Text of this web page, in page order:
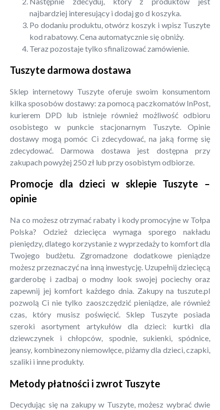
najbardziej interesujący i dodaj go d koszyka.
Po dodaniu produktu, otwórz koszyk i wpisz Tuszyte
kod rabatowy. Cena automatycznie się obniży.
Teraz pozostaje tylko sfinalizować zamówienie.
Tuszyte darmowa dostawa
Sklep internetowy Tuszyte oferuje swoim konsumentom
kilka sposobów dostawy: za pomocą paczkomatów InPost,
kurierem DPD lub istnieje również możliwość odbioru
osobistego w punkcie stacjonarnym Tuszyte. Opinie
dostawy mogą pomóc Ci zdecydować, na jaką formę się
zdecydować. Darmowa dostawa jest dostępna przy
zakupach powyżej 250 zł lub przy osobistym odbiorze.
Promocje dla dzieci w sklepie Tuszyte –
opinie
Na co możesz otrzymać rabaty i kody promocyjne w Tołpa
Polska? Odzież dziecięca wymaga sporego nakładu
pieniędzy, dlatego korzystanie z wyprzedaży to komfort dla
Twojego budżetu. Zgromadzone dodatkowe pieniądze
możesz przeznaczyć na inną inwestycję. Uzupełnij dziecięcą
garderobę i zadbaj o modny look swojej pociechy oraz
zapewnij jej komfort każdego dnia. Zakupy na tuszute.pl
pozwolą Ci nie tylko zaoszczędzić pieniądze, ale również
czas, który musisz poświęcić. Sklep Tuszyte posiada
szeroki asortyment artykułów dla dzieci: kurtki dla
dziewczynek i chłopców, spodnie, sukienki, spódnice,
jeansy, kombinezony niemowlęce, piżamy dla dzieci, czapki,
szaliki i inne produkty.
Metody płatności i zwrot Tuszyte
Decydując się na zakupy w Tuszyte, możesz wybrać dwie